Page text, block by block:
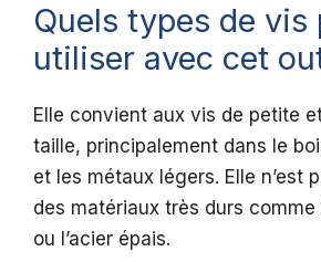
Quels types de vis
utiliser avec cet
Elle convient aux vis de petite
taille, principalement dans le
et les métaux légers. Elle n’est
des matériaux très durs
ou l’acier épais.